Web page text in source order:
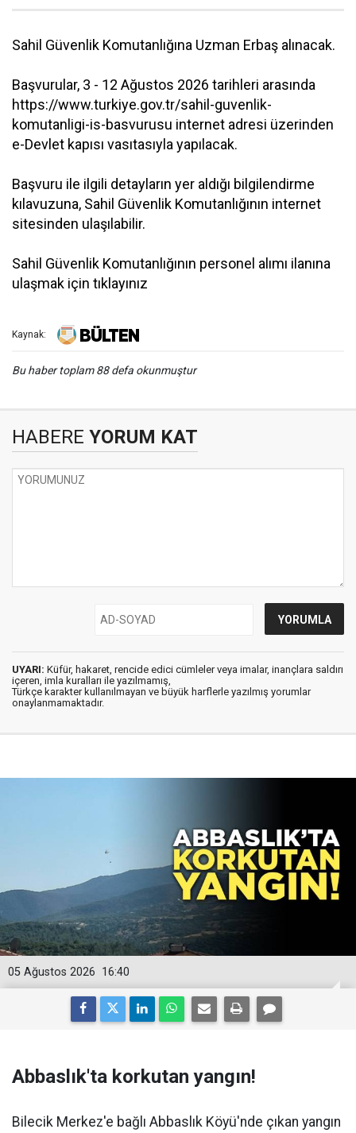
Sahil Güvenlik Komutanlığına Uzman Erbaş alınacak.
Başvurular, 3 - 12 Ağustos 2026 tarihleri arasında
https://www.turkiye.gov.tr/sahil-guvenlik-
komutanligi-is-basvurusu internet adresi üzerinden
e-Devlet kapısı vasıtasıyla yapılacak.
Başvuru ile ilgili detayların yer aldığı bilgilendirme
kılavuzuna, Sahil Güvenlik Komutanlığının internet
sitesinden ulaşılabilir.
Sahil Güvenlik Komutanlığının personel alımı ilanına
ulaşmak için tıklayınız
Kaynak:
Bu haber toplam 88 defa okunmuştur
HABERE YORUM KAT
UYARI: Küfür, hakaret, rencide edici cümleler veya imalar, inançlara saldırı
içeren, imla kuralları ile yazılmamış,
Türkçe karakter kullanılmayan ve büyük harflerle yazılmış yorumlar
onaylanmamaktadır.
16:40
05 Ağustos 2026
Abbaslık'ta korkutan yangın!
Bilecik Merkez'e bağlı Abbaslık Köyü'nde çıkan yangın